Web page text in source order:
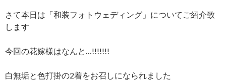
さて本日は「和装フォトウェディング」についてご紹介致
します
今回の花嫁様はなんと…!!!!!!!
白無垢と色打掛の2着をお召しになられました